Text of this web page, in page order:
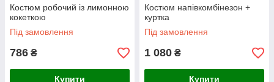
Костюм робочий із лимонною
кокеткою
Під замовлення
786 ₴
Купити
Костюм напівкомбінезон +
куртка
Під замовлення
1 080 ₴
Купити